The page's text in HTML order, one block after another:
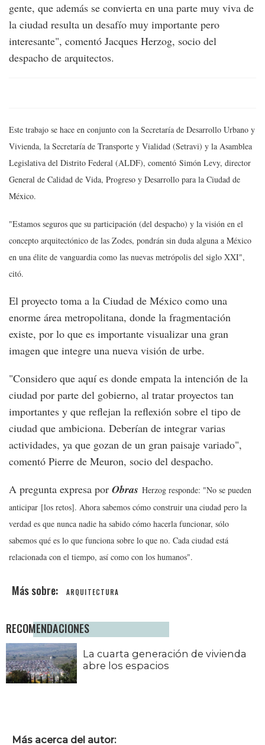
gente, que además se convierta en una parte muy viva de
la ciudad resulta un desafío muy importante pero
interesante", comentó Jacques Herzog, socio del
despacho de arquitectos.
Este trabajo se hace en conjunto con la Secretaría de Desarrollo Urbano y
Vivienda, la Secretaría de Transporte y Vialidad (Setravi) y la Asamblea
Legislativa del Distrito Federal (ALDF), comentó Simón Levy, director
General de Calidad de Vida, Progreso y Desarrollo para la Ciudad de
México.
"Estamos seguros que su participación (del despacho) y la visión en el
concepto arquitectónico de las Zodes, pondrán sin duda alguna a México
en una élite de vanguardia como las nuevas metrópolis del siglo XXI",
citó.
El proyecto toma a la Ciudad de México como una
enorme área metropolitana, donde la fragmentación
existe, por lo que es importante visualizar una gran
imagen que integre una nueva visión de urbe.
"Considero que aquí es donde empata la intención de la
ciudad por parte del gobierno, al tratar proyectos tan
importantes y que reflejan la reflexión sobre el tipo de
ciudad que ambiciona. Deberían de integrar varias
actividades, ya que gozan de un gran paisaje variado",
comentó Pierre de Meuron, socio del despacho.
A pregunta expresa por Obras Herzog responde: "No se pueden
anticipar [los retos]. Ahora sabemos cómo construir una ciudad pero la
verdad es que nunca nadie ha sabido cómo hacerla funcionar, sólo
sabemos qué es lo que funciona sobre lo que no. Cada ciudad está
relacionada con el tiempo, así como con los humanos".
ARQUITECTURA
RECOMENDACIONES
La cuarta generación de vivienda
abre los espacios
Más acerca del autor: